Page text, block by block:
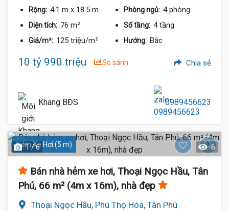
Rộng: 4.1 m x 18.5 m Phòng ngủ: 4 phòng
Diện tích: 76 m² Số tầng: 4 tầng
Giá/m²: 125 triệu/m² Hướng: Bắc
10 tỷ 990 triệu So sánh Chia sẻ
Khang BĐS 0989456623
Hẻm Xe Hơi (5 m)
1 / 6 6
Bán nhà hẻm xe hơi, Thoại Ngọc Hầu, Tân
Phú, 66 m² (4m x 16m), nhà đẹp
Thoại Ngọc Hầu, Phú Thọ Hòa, Tân Phú